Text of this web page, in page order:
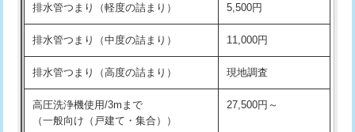
※給水管工事は20mmまでの価格です。
持込商品取付（浄水器・分岐水栓） 16,500円
給水管工事※（ホール加工) 16,500円
給水管工事※（バンド止め) 3,300円
給水管工事※（支持金具設置)
排水管つまり（軽度の詰まり） 5,500円
排水管つまり（中度の詰まり） 11,000円
排水管つまり（高度の詰まり） 現地調査
高圧洗浄機使用/3mまで
（一般向け（戸建て・集合））
27,500円～